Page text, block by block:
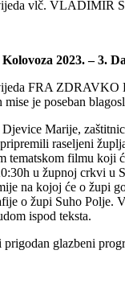
vlč. VLADIMIR
2023. – 3.
FRA
je poseban
Marije,
raseljeni
tematskom filmu koji
u župnoj crkvi u
na kojoj će o župi
o župi Suho Polje.
ispod teksta.
glazbeni